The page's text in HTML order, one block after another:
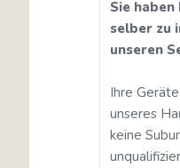
Sie
selber zu
unseren
Ihre
unseres
keine